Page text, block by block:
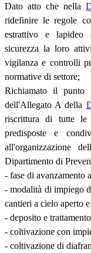
Dato atto che nella
ridefinire le regole
estrattivo e lapideo
sicurezza la loro
vigilanza e controlli
normative di settore;
Richiamato il punto
dell'Allegato A della
riscrittura di tutte le
predisposte e
all'organizzazione
Dipartimento di
- fase di avanzamento
- modalità di impiego
cantieri a cielo aperto
- deposito e
- coltivazione con
- coltivazione di